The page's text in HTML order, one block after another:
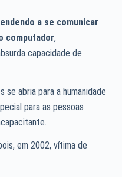
a se comunicar
computador,
capacidade de
se abria para a humanidade
para as pessoas
em 2002, vítima de